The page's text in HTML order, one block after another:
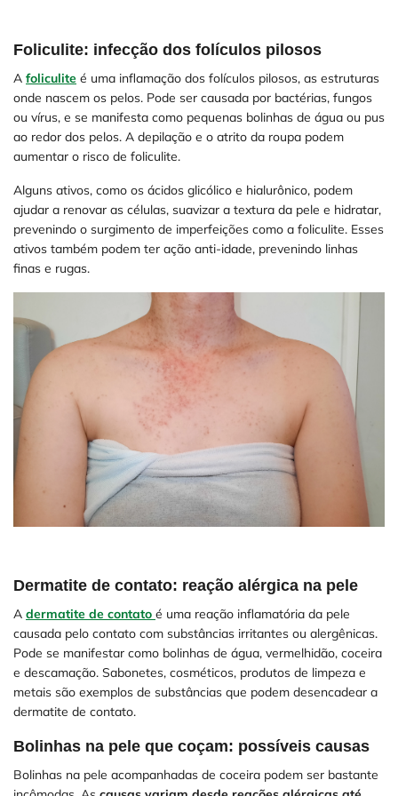
Foliculite: infecção dos folículos pilosos
A foliculite é uma inflamação dos folículos pilosos, as estruturas
onde nascem os pelos. Pode ser causada por bactérias, fungos
ou vírus, e se manifesta como pequenas bolinhas de água ou pus
ao redor dos pelos. A depilação e o atrito da roupa podem
aumentar o risco de foliculite.
Alguns ativos, como os ácidos glicólico e hialurônico, podem
ajudar a renovar as células, suavizar a textura da pele e hidratar,
prevenindo o surgimento de imperfeições como a foliculite. Esses
ativos também podem ter ação anti-idade, prevenindo linhas
finas e rugas.
Dermatite de contato: reação alérgica na pele
A dermatite de contato é uma reação inflamatória da pele
causada pelo contato com substâncias irritantes ou alergênicas.
Pode se manifestar como bolinhas de água, vermelhidão, coceira
e descamação. Sabonetes, cosméticos, produtos de limpeza e
metais são exemplos de substâncias que podem desencadear a
dermatite de contato.
Bolinhas na pele que coçam: possíveis causas
Bolinhas na pele acompanhadas de coceira podem ser bastante